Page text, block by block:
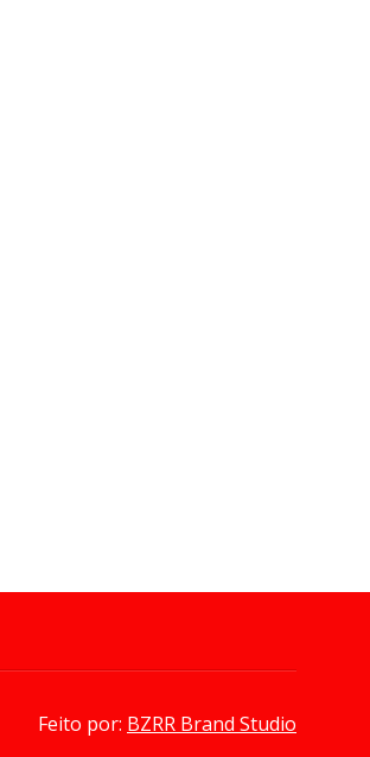
Feito por: BZRR Brand Studio